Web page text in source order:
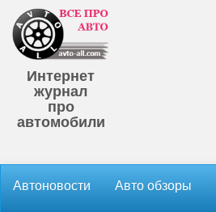
Интернет
журнал
про
автомобили
Автоновости Авто обзоры